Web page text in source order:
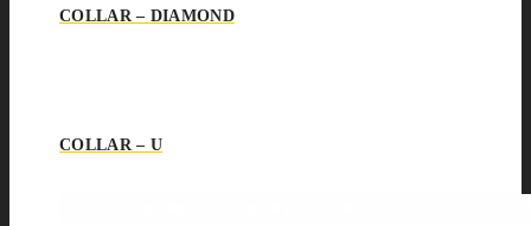
COLLAR – DIAMOND
COLLAR – U